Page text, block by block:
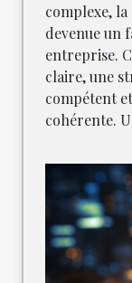
complexe,
devenue un
entreprise.
claire, une
compétent
cohérente.